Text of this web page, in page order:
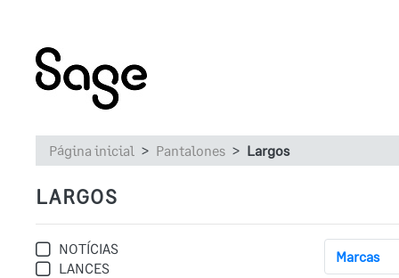
Página inicial Pantalones Largos
LARGOS
NOTÍCIAS
LANCES
Marcas